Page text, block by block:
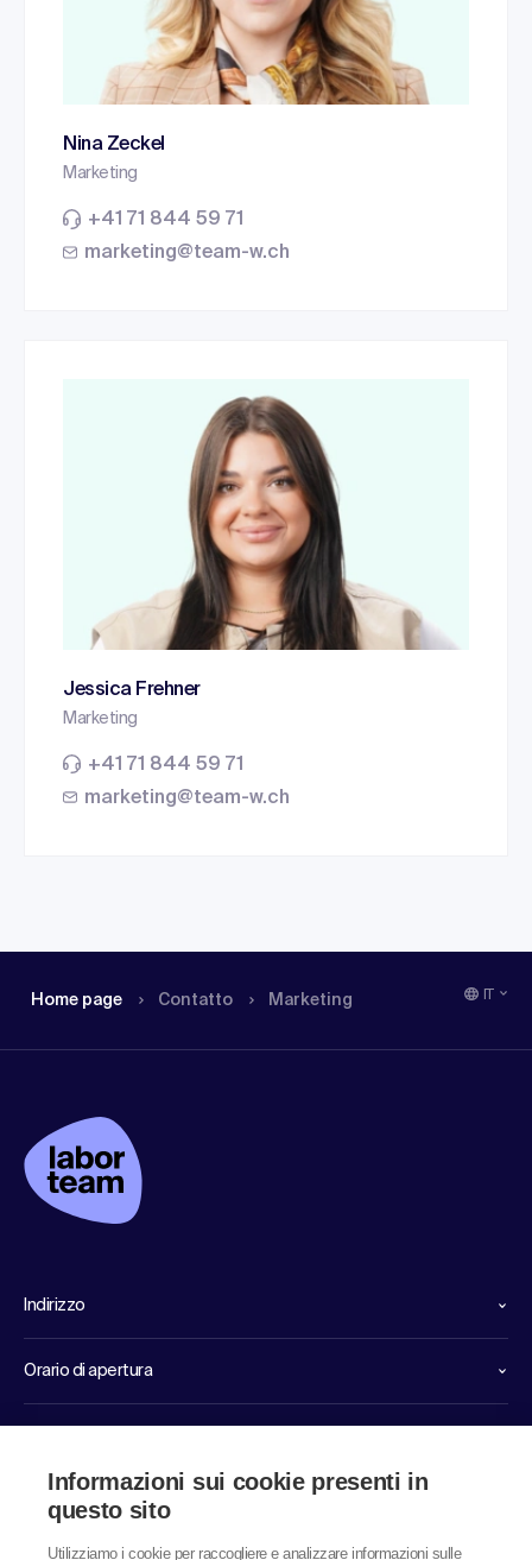
Nina Zeckel
Marketing
+41 71 844 59 71
marketing@team-w.ch
Jessica Frehner
Marketing
+41 71 844 59 71
marketing@team-w.ch
Home page Contatto Marketing
Indirizzo
Orario di apertura
Informazioni sui cookie presenti in
questo sito
Utilizziamo i cookie per raccogliere e analizzare informazioni sulle